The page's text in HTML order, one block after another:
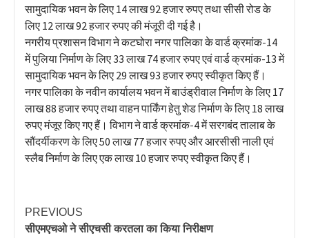
सामुदायिक भवन के लिए 14 लाख 92 हजार रुपए तथा सीसी रोड के
लिए 12 लाख 92 हजार रुपए की मंजूरी दी गई है।
नगरीय प्रशासन विभाग ने कटघोरा नगर पालिका के वार्ड क्रमांक-14
में पुलिया निर्माण के लिए 33 लाख 74 हजार रुपए एवं वार्ड क्रमांक-13 में
सामुदायिक भवन के लिए 29 लाख 93 हजार रुपए स्वीकृत किए हैं।
नगर पालिका के नवीन कार्यालय भवन में बाउंड्रीवाल निर्माण के लिए 17
लाख 88 हजार रुपए तथा वाहन पार्किंग हेतु शेड निर्माण के लिए 18 लाख
रुपए मंजूर किए गए हैं। विभाग ने वार्ड क्रमांक-4 में सरगबंद तालाब के
सौंदर्यीकरण के लिए 50 लाख 77 हजार रुपए और आरसीसी नाली एवं
स्लैब निर्माण के लिए एक लाख 10 हजार रुपए स्वीकृत किए हैं।
PREVIOUS
सीएमएचओ ने सीएचसी करतला का किया निरीक्षण